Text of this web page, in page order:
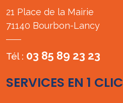
21 Place de la Mairie
71140 Bourbon-Lancy
Tél : 03 85 89 23 23
SERVICES EN 1 CLIC